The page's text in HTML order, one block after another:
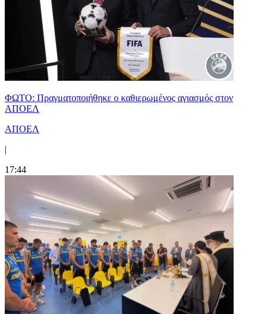
ΦΩΤΟ: Πραγματοποιήθηκε ο καθιερωμένος αγιασμός στον
ΑΠΟΕΛ
ΑΠΟΕΛ
|
17:44